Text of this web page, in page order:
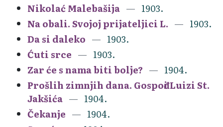
Nikolać Malebašija
1903.
Na obali. Svojoj prijateljici L.
1903.
Da si daleko
1903.
Ćuti srce
1903.
Zar će s nama biti bolje?
1904.
Prošlih zimnjih dana. Gospođi Luizi St.
Jakšića
1904.
Čekanje
1904.